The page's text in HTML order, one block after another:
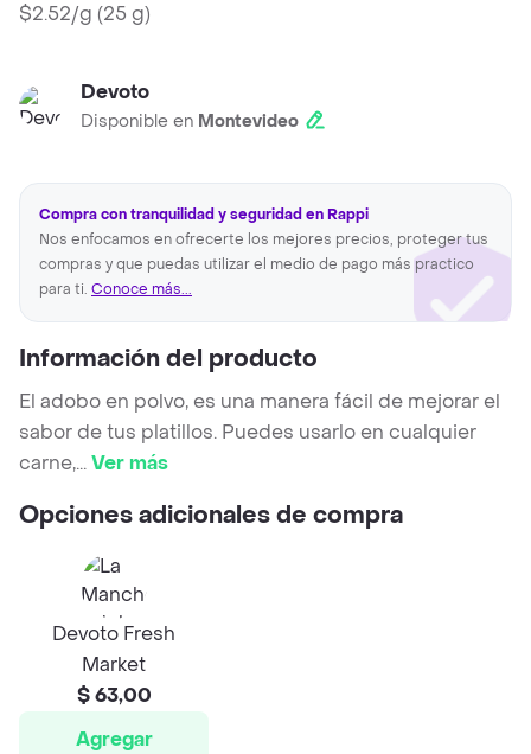
$2.52/g (25 g)
Devoto
Disponible en Montevideo
Compra con tranquilidad y seguridad en Rappi
Nos enfocamos en ofrecerte los mejores precios, proteger tus
compras y que puedas utilizar el medio de pago más practico
para ti. Conoce más...
Información del producto
El adobo en polvo, es una manera fácil de mejorar el
sabor de tus platillos. Puedes usarlo en cualquier
carne,...Ver más
Opciones adicionales de compra
Devoto Fresh
Market
$ 63,00
Agregar